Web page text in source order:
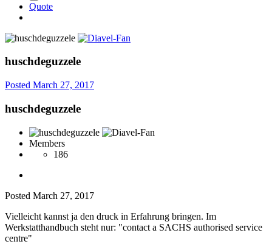
Quote
huschdeguzzele
Posted March 27, 2017
huschdeguzzele
Members
186
Posted March 27, 2017
Vielleicht kannst ja den druck in Erfahrung bringen. Im
Werkstatthandbuch steht nur: "contact a SACHS authorised service
centre"